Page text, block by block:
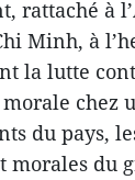
rattaché à
Minh, à
la lutte
chez
du pays,
morales du